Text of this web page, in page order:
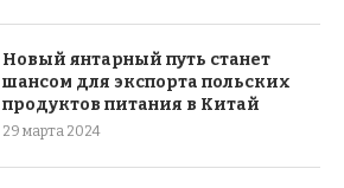
Новый янтарный путь станет
шансом для экспорта польских
продуктов питания в Китай
29 марта 2024